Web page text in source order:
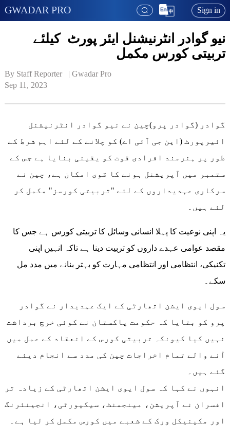
GWADAR PRO Sign in
نیو گوادر انٹرنیشنل ایئر پورٹ کیلئے
تربیتی کورس مکمل
By Staff Reporter   | Gwadar Pro
Sep 11, 2023
گوادر (گوادر پرو)چین نے نیو گوادر انٹرنیشنل
ائیرپورٹ (این جی آئی اے) کو چلانے کے لئے اہم شرط کے
طور پر ہنرمند افرادی قوت کو یقینی بنایا ہے جس کے
ستمبر میں آپریشنل ہونے کا قوی امکان ہے، چین نے
سرکاری عہدیداروں کے لئے "تربیتی کورسز" مکمل کر
لئے ہیں۔
مقصد عوامی عہدے داروں کو تربیت دینا ہے تاکہ انہیں اپنی
تکنیکی، انتظامی اور انتظامی مہارت کو بہتر بنانے میں مدد مل
سکے۔
پرو کو بتایا کہ حکومت پاکستان نے کوئی خرچ برداشت
نہیں کیا کیونکہ تربیتی کورس کے انعقاد کے عمل میں
آنے والے تمام اخراجات چین کی مدد سے انجام دیئے
گئے ہیں۔
انہوں نے کہا کہ سول ایوی ایشن اتھارٹی کے زیادہ تر
افسران نے آپریشن، مینجمنٹ، سیکیورٹی، انجینئرنگ
اور مکینیکل ورک کے شعبے میں کورس مکمل کر لیا ہے۔